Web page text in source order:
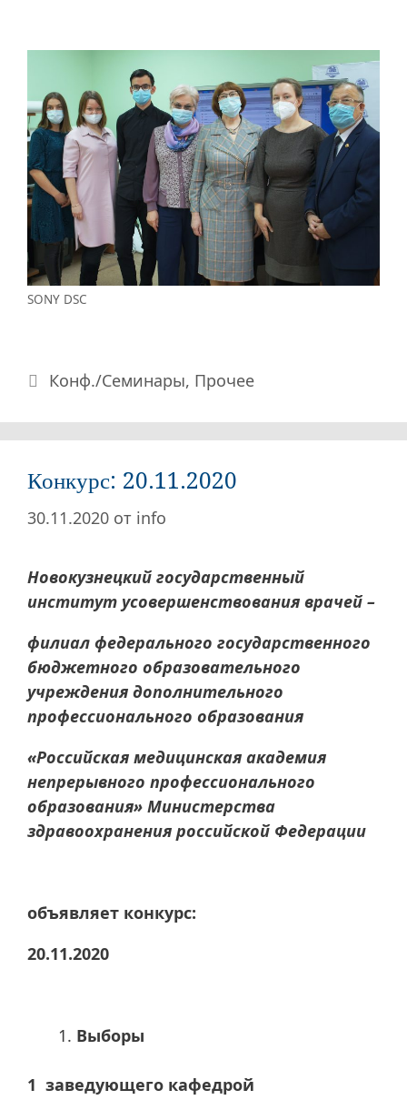
SONY DSC
Рубрики
Конф./Семинары, Прочее
Конкурс: 20.11.2020
30.11.2020 от info
Новокузнецкий государственный
институт усовершенствования врачей –
филиал федерального государственного
бюджетного образовательного
учреждения дополнительного
профессионального образования
«Российская медицинская академия
непрерывного профессионального
образования» Министерства
здравоохранения российской Федерации
объявляет конкурс:
20.11.2020
Выборы
1 заведующего кафедрой